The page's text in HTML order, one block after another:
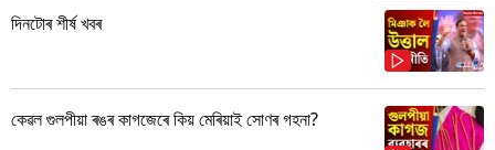
দিনটোৰ শীৰ্ষ খবৰ
কেৱল গুলপীয়া ৰঙৰ কাগজেৰে কিয় মেৰিয়াই সোণৰ গহনা?